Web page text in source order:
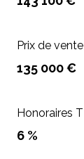
Prix de
135 000 €
Honoraires
6 %